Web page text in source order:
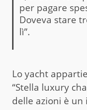
per pagare
Doveva stare
lì”.
Lo yacht
“Stella luxury
delle azioni è